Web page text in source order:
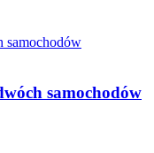
samochodów